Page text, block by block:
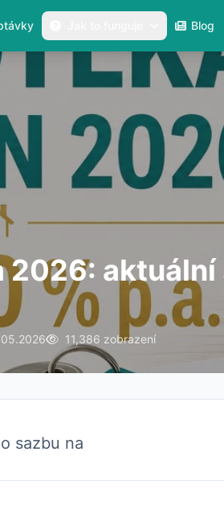
Blog
2026:
11,386 zobrazení
sazbu na